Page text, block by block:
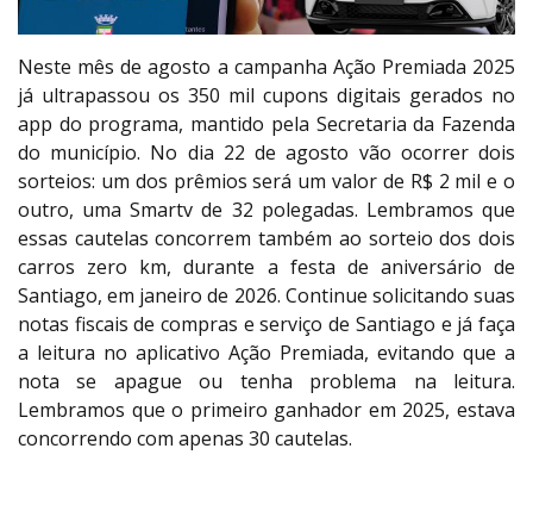
Neste mês de agosto a campanha Ação Premiada 2025
já ultrapassou os 350 mil cupons digitais gerados no
app do programa, mantido pela Secretaria da Fazenda
do município. No dia 22 de agosto vão ocorrer dois
sorteios: um dos prêmios será um valor de R$ 2 mil e o
outro, uma Smartv de 32 polegadas. Lembramos que
essas cautelas concorrem também ao sorteio dos dois
carros zero km, durante a festa de aniversário de
Santiago, em janeiro de 2026. Continue solicitando suas
notas fiscais de compras e serviço de Santiago e já faça
a leitura no aplicativo Ação Premiada, evitando que a
nota se apague ou tenha problema na leitura.
Lembramos que o primeiro ganhador em 2025, estava
concorrendo com apenas 30 cautelas.